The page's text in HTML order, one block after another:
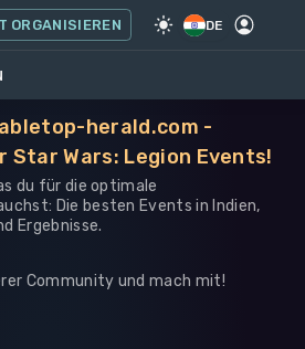
40K
EVENTS MEHR
ORGANISIEREN DE
herald.com -
Star Wars: Legion Events!
du für die optimale
Die besten Events in Indien,
Ergebnisse.
Community und mach mit!